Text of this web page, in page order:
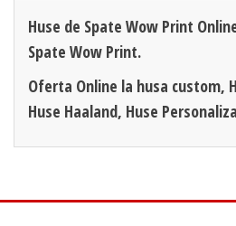
Huse de Spate Wow Print
Spate Wow Print.
Oferta Online la husa custom,
Huse Haaland, Huse